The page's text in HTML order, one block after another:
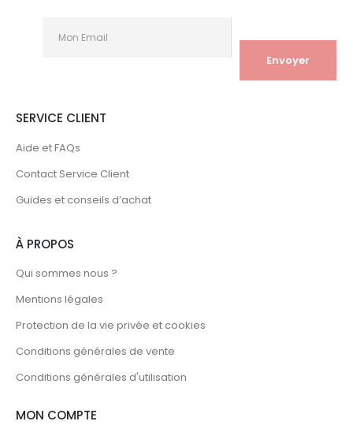
SERVICE CLIENT
Aide et FAQs
Contact Service Client
Guides et conseils d’achat
À PROPOS
Qui sommes nous ?
Mentions légales
Protection de la vie privée et cookies
Conditions générales de vente
Conditions générales d'utilisation
MON COMPTE